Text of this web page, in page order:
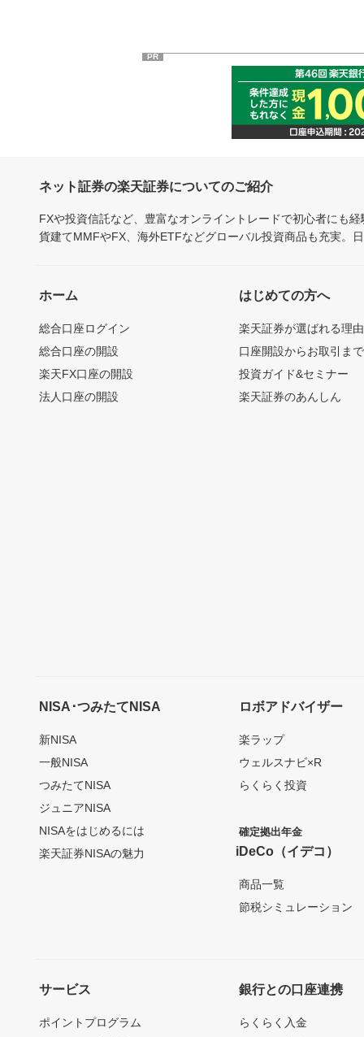
PR
ネット証券の楽天証券についてのご紹介
FXや投資信託など、豊富なオンライントレードで初心者にも
貨建てMMFやFX、海外ETFなどグローバル投資商品も充実。
ホーム
総合口座ログイン
総合口座の開設
楽天FX口座の開設
法人口座の開設
はじめての方へ
楽天証券が選ばれる理由
口座開設からお取引ま
投資ガイド&セミナー
楽天証券のあんしん
NISA･つみたてNISA
新NISA
一般NISA
つみたてNISA
ジュニアNISA
NISAをはじめるには
楽天証券NISAの魅力
ロボアドバイザー
楽ラップ
ウェルスナビ×R
らくらく投資
確定拠出年金
iDeCo（イデコ）
商品一覧
節税シミュレーション
サービス
ポイントプログラム
銀行との口座連携
らくらく入金